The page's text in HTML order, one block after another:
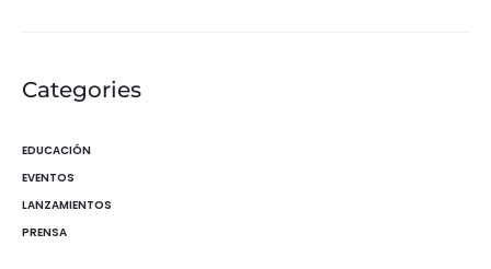
Categories
EDUCACIÓN
EVENTOS
LANZAMIENTOS
PRENSA